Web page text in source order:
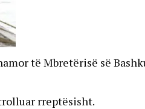
të Mbretërisë së
rreptësisht.